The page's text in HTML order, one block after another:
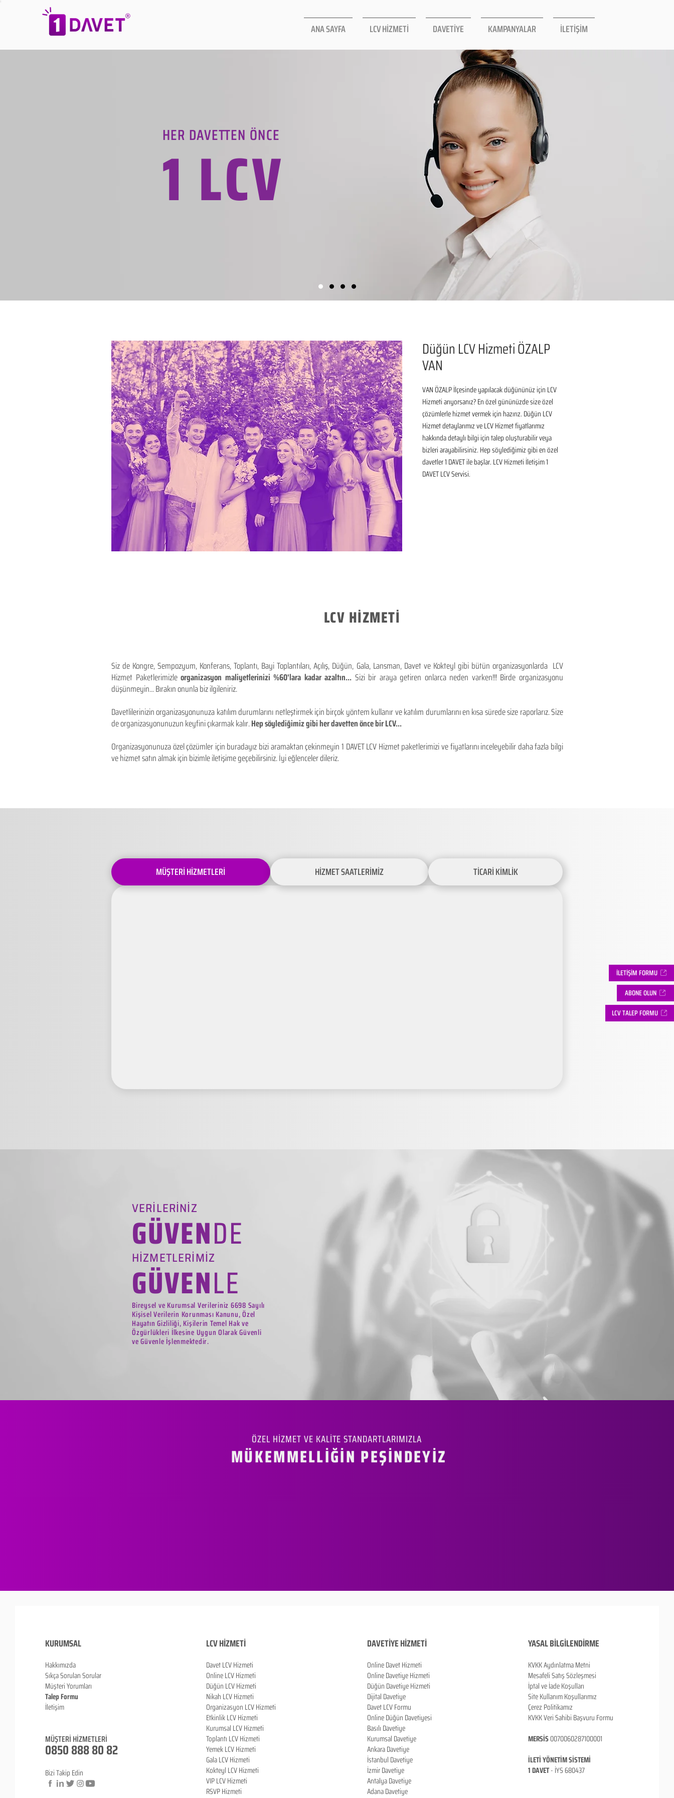
ANA SAYFA LCV HİZMETİ DAVETİYE KAMPANYALAR İLETİŞİM
ABONE OLUN
LCV TALEP FORMU
İLETİŞİM FORMU
HER DAVETTEN ÖNCE
1 LCV
Düğün LCV Hizmeti ÖZALP
VAN
VAN ÖZALP İlçesinde yapılacak düğününüz için LCV
Hizmeti arıyorsanız? En özel gününüzde size özel
çözümlerle hizmet vermek için hazırız. Düğün LCV
Hizmet detaylarımız ve LCV Hizmet fiyatlarımız
hakkında detaylı bilgi için talep oluşturabilir veya
bizleri arayabilirsiniz. Hep söylediğimiz gibi en özel
davetler 1 DAVET ile başlar. LCV Hizmeti İletişim 1
DAVET LCV Servisi.
LCV HİZMETİ
Siz de Kongre, Sempozyum, Konferans, Toplantı, Bayi Toplantıları, Açılış, Düğün, Gala, Lansman, Davet ve Kokteyl gibi bütün organizasyonlarda LCV
Hizmet Paketlerimizleorganizasyon maliyetlerinizi %60'lara kadar azaltın... Sizi bir araya getiren onlarca neden varken!!! Birde organizasyonu
düşünmeyin... Bırakın onunla biz ilgileniriz.
Davetlilerinizin organizasyonunuza katılım durumlarını netleştirmek için birçok yöntem kullanır ve katılım durumlarını en kısa sürede size raporlarız. Size
de organizasyonunuzun keyfini çıkarmak kalır.Hep söylediğimiz gibi her davetten önce bir LCV...
Organizasyonunuza özel çözümler için buradayız bizi aramaktan çekinmeyin 1 DAVET LCV Hizmet paketlerimizi ve fiyatlarını inceleyebilir daha fazla bilgi
ve hizmet satın almak için bizimle iletişime geçebilirsiniz. İyi eğlenceler dileriz.
MÜŞTERİ HİZMETLERİ HİZMET SAATLERİMİZ TİCARİ KİMLİK
VERİLERİNİZ
GÜVENDE
HİZMETLERİMİZ
GÜVENLE
Bireysel ve Kurumsal Verileriniz 6698 Sayılı
Kişisel Verilerin Korunması Kanunu, Özel
Hayatın Gizliliği, Kişilerin Temel Hak ve
Özgürlükleri İlkesine Uygun Olarak Güvenli
ve Güvenle İşlenmektedir.
ÖZEL HİZMET VE KALİTE STANDARTLARIMIZLA
MÜKEMMELLİĞİN PEŞİNDEYİZ
KURUMSAL
Hakkımızda
Sıkça Sorulan Sorular
Müşteri Yorumları
Talep Formu
İletişim
MÜŞTERİ HİZMETLERİ
0850 888 80 82
Bizi Takip Edin
LCV HİZMETİ
Davet LCV Hizmeti
Online LCV Hizmeti
Düğün LCV Hizmeti
Nikah LCV Hizmeti
Organizasyon LCV Hizmeti
Etkinlik LCV Hizmeti
Kurumsal LCV Hizmeti
Toplantı LCV Hizmeti
Yemek LCV Hizmeti
Gala LCV Hizmeti
Kokteyl LCV Hizmeti
VIP LCV Hizmeti
RSVP Hizmeti
DAVETİYE HİZMETİ
Online Davet Hizmeti
Online Davetiye Hizmeti
Düğün Davetiye Hizmeti
Dijital Davetiye
Davet LCV Formu
Online Düğün Davetiyesi
Basılı Davetiye
Kurumsal Davetiye
Ankara Davetiye
İstanbul Davetiye
İzmir Davetiye
Antalya Davetiye
Adana Davetiye
YASAL BİLGİLENDİRME
KVKK Aydınlatma Metni
Mesafeli Satış Sözleşmesi
İptal ve İade Koşulları
Site Kullanım Koşullarımız
Çerez Politikamız
KVKK Veri Sahibi Başvuru Formu
MERSİS0070060287100001
İLETİ YÖNETİM SİSTEMİ
1 DAVET- İYS 680437